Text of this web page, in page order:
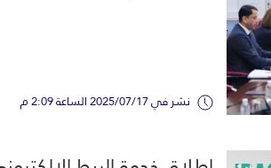
نشر في 2025/07/17 الساعة 2:09 م